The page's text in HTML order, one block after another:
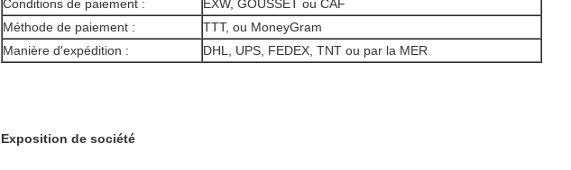
Conditions de paiement :
EXW, GOUSSET ou CAF
Méthode de paiement :
TTT, ou MoneyGram
Manière d'expédition :
DHL, UPS, FEDEX, TNT ou par la MER
Exposition de société